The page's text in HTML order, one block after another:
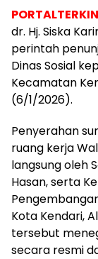
dr. Hj. Siska
perintah
Dinas Sosial
Kecamatan
(6/1/2026).
Penyerahan
ruang kerja
langsung oleh
Hasan, serta
Kota Kendari,
tersebut
secara resmi